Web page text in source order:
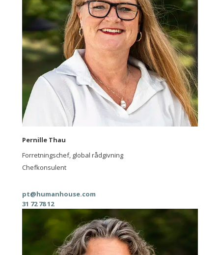
Pernille Thau
Forretningschef, global rådgivning
Chefkonsulent
pt@humanhouse.com
31 72 78 12